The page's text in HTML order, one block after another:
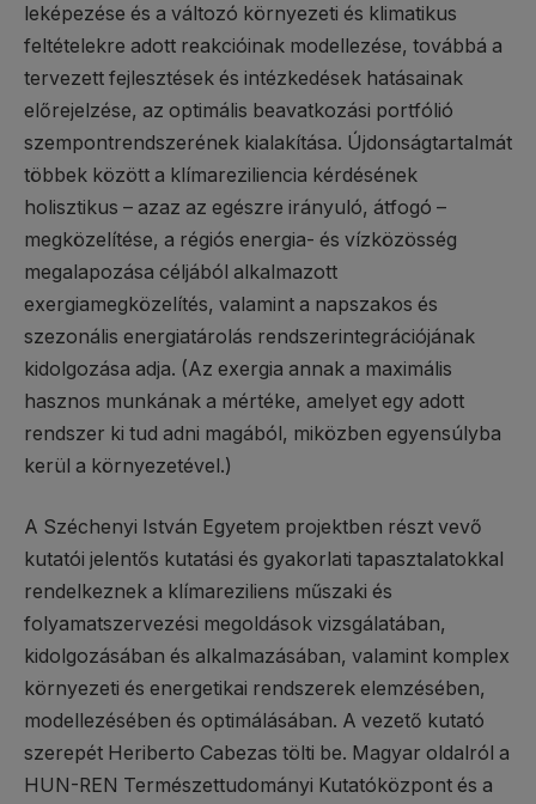
leképezése és a változó környezeti és klimatikus
feltételekre adott reakcióinak modellezése, továbbá a
tervezett fejlesztések és intézkedések hatásainak
előrejelzése, az optimális beavatkozási portfólió
szempontrendszerének kialakítása. Újdonságtartalmát
többek között a klímareziliencia kérdésének
holisztikus – azaz az egészre irányuló, átfogó –
megközelítése, a régiós energia- és vízközösség
megalapozása céljából alkalmazott
exergiamegközelítés, valamint a napszakos és
szezonális energiatárolás rendszerintegrációjának
kidolgozása adja. (Az exergia annak a maximális
hasznos munkának a mértéke, amelyet egy adott
rendszer ki tud adni magából, miközben egyensúlyba
kerül a környezetével.)
A Széchenyi István Egyetem projektben részt vevő
kutatói jelentős kutatási és gyakorlati tapasztalatokkal
rendelkeznek a klímareziliens műszaki és
folyamatszervezési megoldások vizsgálatában,
kidolgozásában és alkalmazásában, valamint komplex
környezeti és energetikai rendszerek elemzésében,
modellezésében és optimálásában. A vezető kutató
szerepét Heriberto Cabezas tölti be. Magyar oldalról a
HUN-REN Természettudományi Kutatóközpont és a